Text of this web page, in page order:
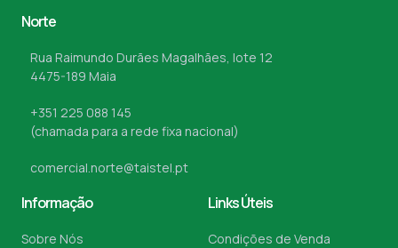
Norte
Rua Raimundo Durães Magalhães, lote 12
4475-189 Maia
+351 225 088 145
(chamada para a rede fixa nacional)
comercial.norte@taistel.pt
Informação
Sobre Nós
Links Úteis
Condições de Venda